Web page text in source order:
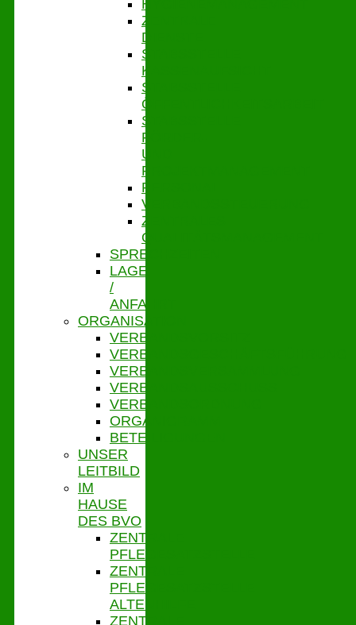
HYGIENEMANAGEMENT
ZENTRALE
DIENSTE
STABSSTELLE
KASSENAUFSICHT
STABSSTELLE
ÖFFENTLICHKEITSARBEIT
STABSSTELLE
FÖRDER-
UND
PROJEKTMANAGEMENT
PERSONAL
VERBANDSSTEUERUNG
ZENTRALES
QUALITÄTSMANAGEMENT
SPRECHZEITEN
LAGE
/
ANFAHRT
ORGANISATION
VERBANDSVORSITZ
VERBANDSGESCHÄFTSFÜHRUNG
VERBANDSVERSAMMLUNG
VERBANDSAUSSCHUSS
VERBANDSORDNUNG
ORGANIGRAMM
BETEILIGUNGEN
UNSER
LEITBILD
IM
HAUSE
DES BVO
ZENTRALE
PFLEGESATZSTELLE
ZENTRALE
PFLEGESATZSTELLE
ALTENHILFE
ZENTRALE